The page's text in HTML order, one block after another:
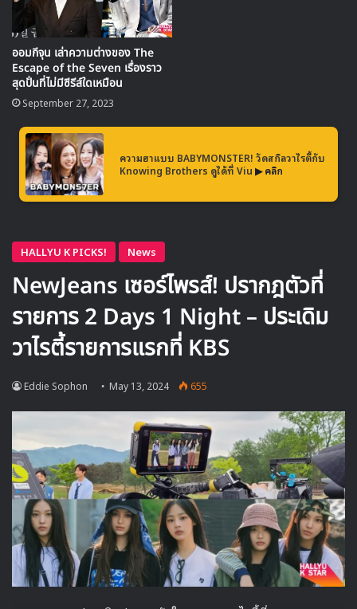
ออมกีจุน เล่าความต่างของ The
Escape of the Seven เรื่องราว
สุดปั่นที่ไม่มีซีรีส์ใดเหมือน
September 27, 2023
ความฮาแบบ BABYMONSTER! วัดสกิลวาไรตี้กับ
Knowing Brothers ดูได้ที่ Viu ▶ คลิก